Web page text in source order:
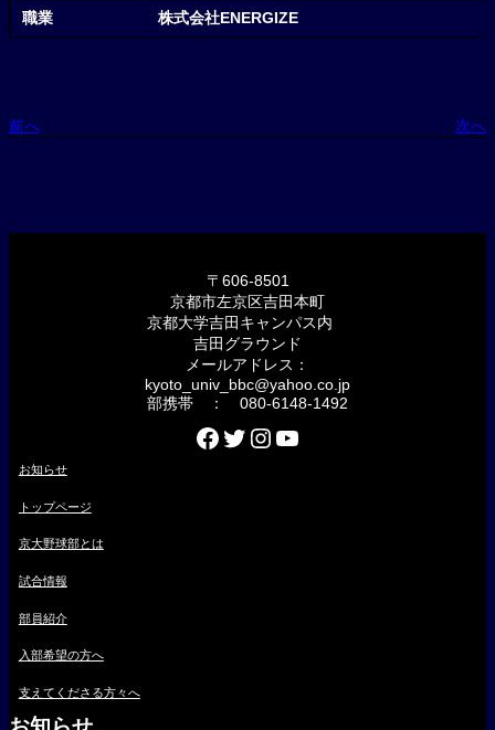
職業 株式会社ENERGIZE
前へ 次へ
〒606-8501
京都市左京区吉田本町
京都大学吉田キャンパス内
吉田グラウンド
メールアドレス：
kyoto_univ_bbc@yahoo.co.jp
部携帯 ： 080-6148-1492
Facebook Twitter Instagram YouTube
お知らせ
トップページ
京大野球部とは
試合情報
部員紹介
入部希望の方へ
支えてくださる方々へ